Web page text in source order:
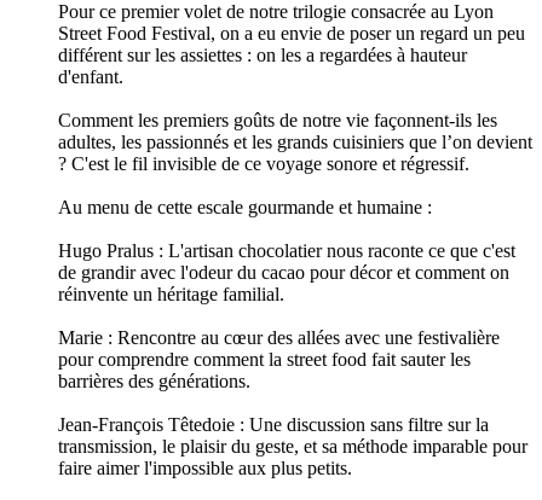
Pour ce premier volet de notre trilogie consacrée au Lyon
Street Food Festival, on a eu envie de poser un regard un peu
différent sur les assiettes : on les a regardées à hauteur
d'enfant.
Comment les premiers goûts de notre vie façonnent-ils les
adultes, les passionnés et les grands cuisiniers que l’on devient
? C'est le fil invisible de ce voyage sonore et régressif.
Au menu de cette escale gourmande et humaine :
Hugo Pralus : L'artisan chocolatier nous raconte ce que c'est
de grandir avec l'odeur du cacao pour décor et comment on
réinvente un héritage familial.
Marie : Rencontre au cœur des allées avec une festivalière
pour comprendre comment la street food fait sauter les
barrières des générations.
Jean-François Têtedoie : Une discussion sans filtre sur la
transmission, le plaisir du geste, et sa méthode imparable pour
faire aimer l'impossible aux plus petits.